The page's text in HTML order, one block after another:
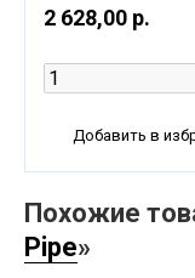
2 628,00 р.
Добавить в
Похожие
Pipe»